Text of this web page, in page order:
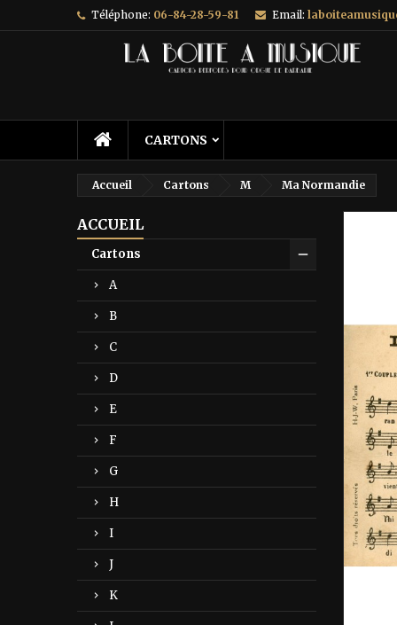
Téléphone: 06-84-28-59-81 Email:
CARTONS
Accueil Cartons M Ma Normandie
ACCUEIL
Cartons
A
B
C
D
E
F
G
H
I
J
K